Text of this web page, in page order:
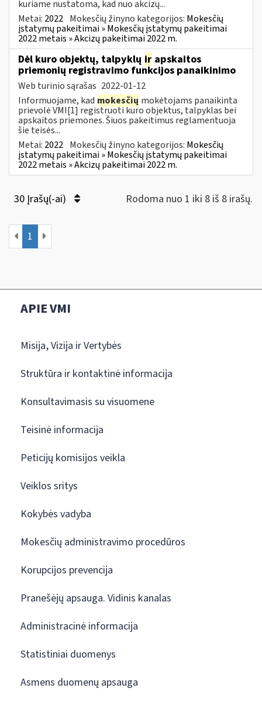
kuriame nustatoma, kad nuo akcizų...
Metai: 2022 Mokesčių žinyno kategorijos: Mokesčių
įstatymų pakeitimai » Mokesčių įstatymų pakeitimai
2022 metais » Akcizų pakeitimai 2022 m.
Dėl kuro objektų, talpyklų ir apskaitos
priemonių registravimo funkcijos panaikinimo
Web turinio sąrašas 2022-01-12
Informuojame, kad mokesčių mokėtojams panaikinta
prievolė VMI[1] registruoti kuro objektus, talpyklas bei
apskaitos priemones. Šiuos pakeitimus reglamentuoja
šie teisės...
Metai: 2022 Mokesčių žinyno kategorijos: Mokesčių
įstatymų pakeitimai » Mokesčių įstatymų pakeitimai
2022 metais » Akcizų pakeitimai 2022 m.
30 Įrašų(-ai) Rodoma nuo 1 iki 8 iš 8 irašų.
1
APIE VMI
Misija, Vizija ir Vertybės
Struktūra ir kontaktinė informacija
Konsultavimasis su visuomene
Teisinė informacija
Peticijų komisijos veikla
Veiklos sritys
Kokybės vadyba
Mokesčių administravimo procedūros
Korupcijos prevencija
Pranešėjų apsauga. Vidinis kanalas
Administracinė informacija
Statistiniai duomenys
Asmens duomenų apsauga